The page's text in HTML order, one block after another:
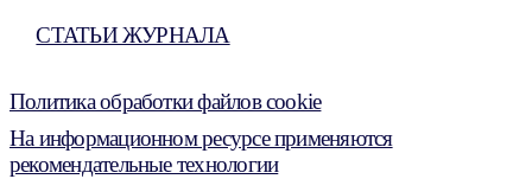
СТАТЬИ ЖУРНАЛА
Политика обработки файлов cookie
На информационном ресурсе применяются
рекомендательные технологии